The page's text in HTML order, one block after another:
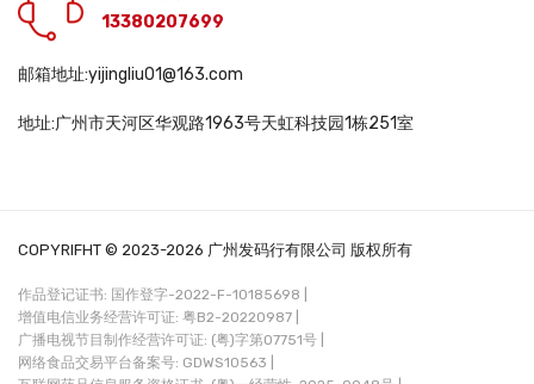
13380207699
邮箱地址:yijingliu01@163.com
地址:广州市天河区华观路1963号天虹科技园1栋251室
COPYRIFHT © 2023-2026 广州发码行有限公司 版权所有
作品登记证书: 国作登字-2022-F-10185698 |
增值电信业务经营许可证: 粤B2-20220987 |
广播电视节目制作经营许可证: (粤)字第07751号 |
网络食品交易平台备案号: GDWS10563 |